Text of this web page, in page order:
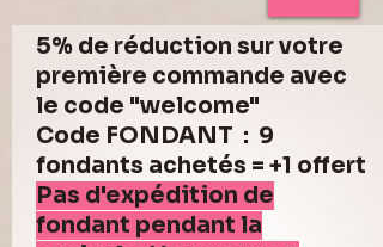
5% de réduction sur votre
première commande avec
le code "welcome"
Code FONDANT : 9
fondants achetés = +1 offert
Pas d'expédition de
fondant pendant la